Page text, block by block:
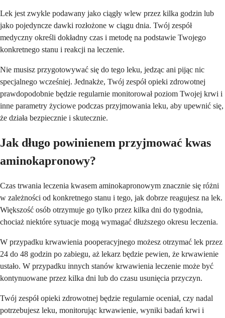
Lek jest zwykle podawany jako ciągły wlew przez kilka godzin lub
jako pojedyncze dawki rozłożone w ciągu dnia. Twój zespół
medyczny określi dokładny czas i metodę na podstawie Twojego
konkretnego stanu i reakcji na leczenie.
Nie musisz przygotowywać się do tego leku, jedząc ani pijąc nic
specjalnego wcześniej. Jednakże, Twój zespół opieki zdrowotnej
prawdopodobnie będzie regularnie monitorował poziom Twojej krwi i
inne parametry życiowe podczas przyjmowania leku, aby upewnić się,
że działa bezpiecznie i skutecznie.
Jak długo powinienem przyjmować kwas
aminokapronowy?
Czas trwania leczenia kwasem aminokapronowym znacznie się różni
w zależności od konkretnego stanu i tego, jak dobrze reagujesz na lek.
Większość osób otrzymuje go tylko przez kilka dni do tygodnia,
chociaż niektóre sytuacje mogą wymagać dłuższego okresu leczenia.
W przypadku krwawienia pooperacyjnego możesz otrzymać lek przez
24 do 48 godzin po zabiegu, aż lekarz będzie pewien, że krwawienie
ustało. W przypadku innych stanów krwawienia leczenie może być
kontynuowane przez kilka dni lub do czasu usunięcia przyczyn.
Twój zespół opieki zdrowotnej będzie regularnie oceniał, czy nadal
potrzebujesz leku, monitorując krwawienie, wyniki badań krwi i